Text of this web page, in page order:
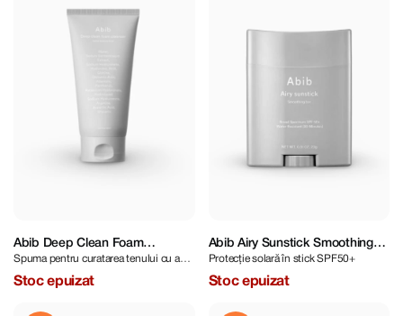
Abib Deep Clean Foam
Cleanser Sedum Hyaluron Foam
150 ml
Spuma pentru curatarea tenului cu acid
hialuronic
Stoc epuizat
Abib Airy Sunstick Smoothing
Bar SPF50+ PA++++ 23 g
Protecție solară în stick SPF50+
Stoc epuizat